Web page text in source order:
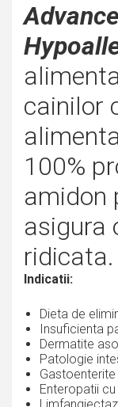
cainilor
100%
amidon
asigura
ridicata.
Indicatii:
Dieta de
Insuficienta
Dermatite
Patologie
Enteropatii